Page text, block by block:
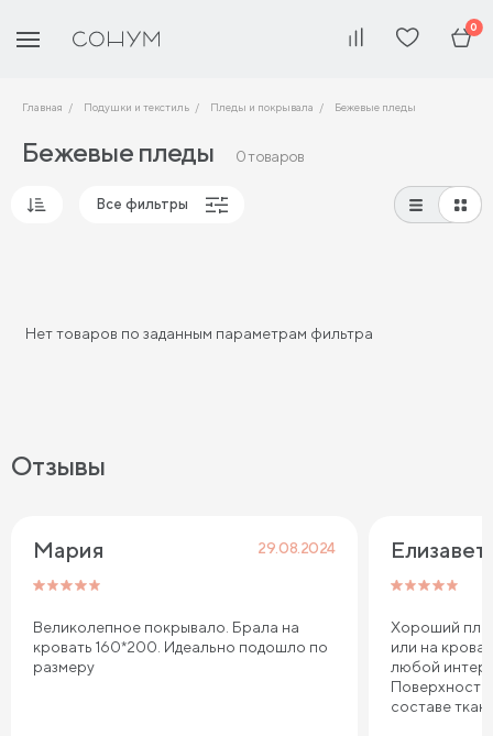
0
Главная Подушки и текстиль Пледы и покрывала Бежевые пледы
Бежевые пледы 0 товаров
Все фильтры
Нет товаров по заданным параметрам фильтра
Отзывы
Мария 29.08.2024
Великолепное покрывало. Брала на
кровать 160*200. Идеально подошло по
размеру
Хороший
или на
любой
Поверхность
составе